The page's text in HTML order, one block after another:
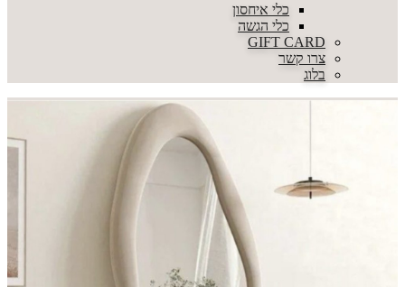
כלי איחסון
כלי הגשה
GIFT CARD
צרו קשר
בלוג